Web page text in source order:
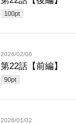
100pt
2026/02/06
第22話【前編】
90pt
2026/01/02